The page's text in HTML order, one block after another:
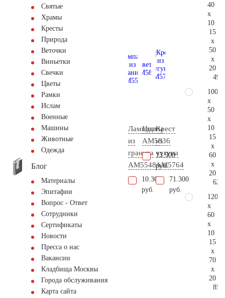
Святые
Храмы
Кресты
Природа
Веточки
Виньетки
Свечки
Цветы
Рамки
Ислам
Военные
Машины
Животные
Одежда
Блог
Материалы
Эпитафии
Вопрос - Ответ
Сотрудники
Сертификаты
Новости
Пресса о нас
Вакансии
Кладбища Москвы
Города обслуживания
Карта сайта
Лампада
из
гранита
AM5548
10.300
руб.
Цветы
AM5836
13.900
руб.
Крест
из
чугуна
AM5764
71.300
руб.
40
x
10
15
x
50
x
20
100
x
50
x
10
15
x
60
x
20
120
x
60
x
10
15
x
70
x
20